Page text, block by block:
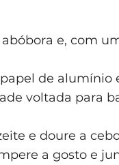
e, com
de alumínio
voltada para
e doure a
a gosto e